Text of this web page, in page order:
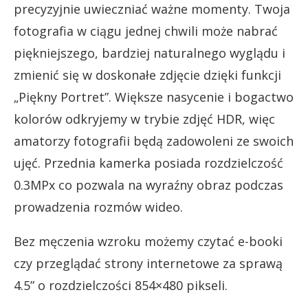
precyzyjnie uwieczniać ważne momenty. Twoja
fotografia w ciągu jednej chwili może nabrać
piękniejszego, bardziej naturalnego wyglądu i
zmienić się w doskonałe zdjęcie dzięki funkcji
„Piękny Portret”. Większe nasycenie i bogactwo
kolorów odkryjemy w trybie zdjęć HDR, więc
amatorzy fotografii będą zadowoleni ze swoich
ujęć. Przednia kamerka posiada rozdzielczość
0.3MPx co pozwala na wyraźny obraz podczas
prowadzenia rozmów wideo.
Bez męczenia wzroku możemy czytać e-booki
czy przeglądać strony internetowe za sprawą
4.5” o rozdzielczości 854×480 pikseli.